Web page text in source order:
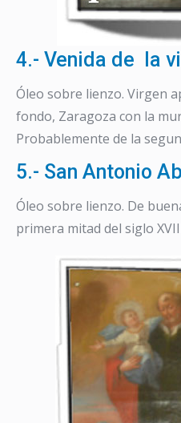
4.- Venida de la
Óleo sobre lienzo. Virgen
fondo, Zaragoza con la
Probablemente de la
5.- San Antonio
Óleo sobre lienzo. De
primera mitad del siglo